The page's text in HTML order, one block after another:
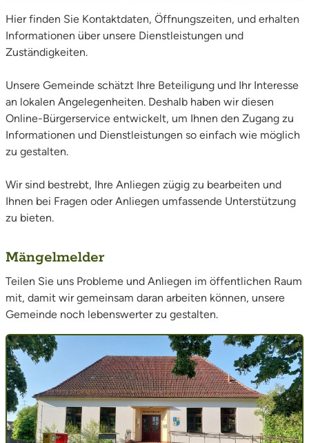
Hier finden Sie Kontaktdaten, Öffnungszeiten, und erhalten
Informationen über unsere Dienstleistungen und
Zuständigkeiten.
Unsere Gemeinde schätzt Ihre Beteiligung und Ihr Interesse
an lokalen Angelegenheiten. Deshalb haben wir diesen
Online-Bürgerservice entwickelt, um Ihnen den Zugang zu
Informationen und Dienstleistungen so einfach wie möglich
zu gestalten.
Wir sind bestrebt, Ihre Anliegen zügig zu bearbeiten und
Ihnen bei Fragen oder Anliegen umfassende Unterstützung
zu bieten.
Mängelmelder
Teilen Sie uns Probleme und Anliegen im öffentlichen Raum
mit, damit wir gemeinsam daran arbeiten können, unsere
Gemeinde noch lebenswerter zu gestalten.